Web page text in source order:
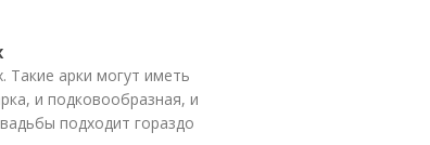
Такие арки могут иметь
и подковообразная, и
подходит гораздо